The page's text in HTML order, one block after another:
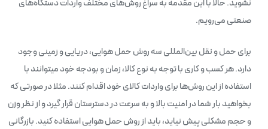
نشوید. حالا با این مقدمه به سراغ روش‌های مختلف واردات دستگاه‌های
صنعتی می‌رویم.
برای حمل و نقل بین‌المللی سه روش حمل هوایی، دریایی و زمینی وجود
دارد. هر کسب و کاری با توجه به نوع کالا، زمان و بودجه خود میتوانند با
استفاده از این روش‌ها برای واردات کالای خود اقدام کنند. مثلا در صورتی که
بخواهید بار شما در امنیت بالا و به سرعت در دسترستان قرار گیرد و از نظر وزن
و حجم مشکلی پیش نیاید، باید از روش حمل هوایی استفاده کنید. بازرگانی